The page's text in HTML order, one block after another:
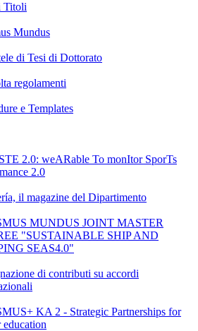
Titoli
Mundus
di Tesi di Dottorato
regolamenti
e Templates
2.0: weARable To monItor SporTs
2.0
il magazine del Dipartimento
MUNDUS JOINT MASTER
"SUSTAINABLE SHIP AND
SEAS4.0"
di contributi su accordi
KA 2 - Strategic Partnerships for
education